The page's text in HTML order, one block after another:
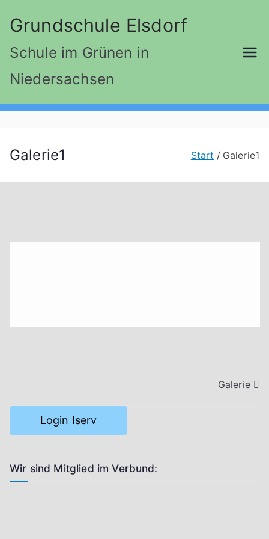
InhaltGrundschule Elsdorf
Schule im Grünen in
Niedersachsen
Galerie1 Start Galerie1
Galerie
Login Iserv
Wir sind Mitglied im Verbund: